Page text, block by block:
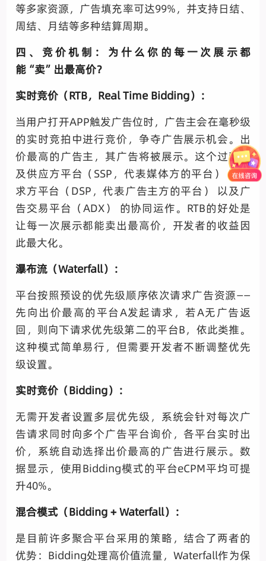
等多家资源，广告填充率可达99%，并支持日结、
周结、月结等多种结算周期。
四、竞价机制：为什么你的每一次展示都
能“卖”出最高价？
实时竞价（RTB，Real Time Bidding）：
当用户打开APP触发广告位时，广告主会在毫秒级
的实时竞拍中进行竞价，争夺广告展示机会。出
价最高的广告主，其广告将被展示。这个过程涉
及供应方平台（SSP，代表媒体方的平台） 和需
求方平台（DSP，代表广告主方的平台） 以及广
告交易平台（ADX） 的协同运作。RTB的好处是
让每一次展示都能卖出最高价，开发者的收益因
此最大化。
瀑布流（Waterfall）：
平台按照预设的优先级顺序依次请求广告资源——
先向出价最高的平台A发起请求，若A无广告返
回，则向下请求优先级第二的平台B，依此类推。
这种模式简单易行，但需要开发者不断调整优先
级设置。
实时竞价（Bidding）：
无需开发者设置多层优先级，系统会针对每次广
告请求同时向多个广告平台询价，各平台实时出
价，系统自动选择出价最高的广告进行展示。数
据显示，使用Bidding模式的平台eCPM平均可提
升40%。
混合模式（Bidding + Waterfall）：
是目前许多聚合平台采用的策略，结合了两者的
优势：Bidding处理高价值流量，Waterfall作为保